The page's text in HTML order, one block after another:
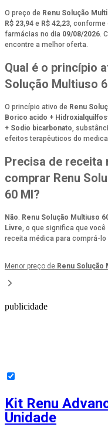
O preço de Renu Solução
R$ 23,94 e R$ 42,23, conforme
farmácias no dia 09/08/2026.
encontre a melhor oferta.
Qual é o princípio
Solução Multiuso
O princípio ativo de Renu
Borico acido +
+ Sodio bicarbonato,
efeitos terapêuticos do
Precisa de receita
comprar Renu
60 Ml?
Não. Renu Solução Multiuso
Livre, o que significa que você
receita médica para comprá-lo
Menor preço de Renu Solução
publicidade
Kit Renu
Unidade